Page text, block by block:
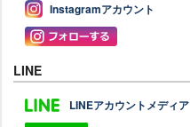
Instagramアカウント
LINE
LINEアカウントメディア